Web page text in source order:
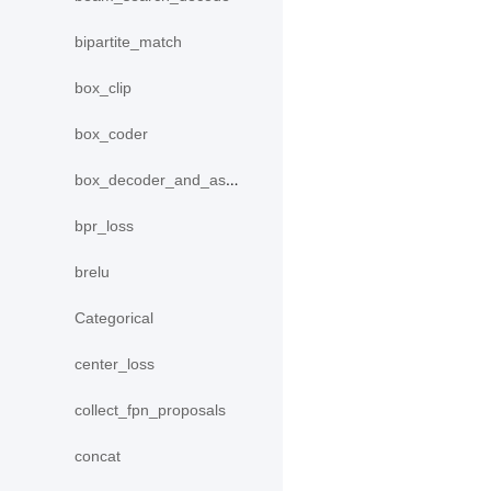
bipartite_match
box_clip
box_coder
box_decoder_and_assign
bpr_loss
brelu
Categorical
center_loss
collect_fpn_proposals
concat